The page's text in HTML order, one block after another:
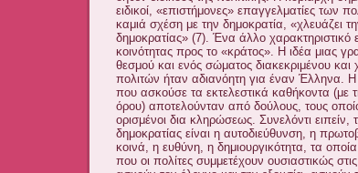
ειδικοί, «επιστήμονες» επαγγελματίες των
καμιά σχέση με την δημοκρατία, «χλευάζει
δημοκρατίας» (7). Ένα άλλο χαρακτηριστικό
κοινότητας προς το «κράτος». Η ιδέα μιας
θεσμού και ενός σώματος διακεκριμένου
πολιτών ήταν αδιανόητη για έναν Έλληνα. Η
που ασκούσε τα εκτελεστικά καθήκοντα (με
όρου) αποτελούνταν από δούλους, τους
ορισμένοι δια κληρώσεως. Συνελόντι ειπείν,
δημοκρατίας είναι η αυτοδιεύθυνση, η
κοινά, η ευθύνη, η δημιουργικότητα, τα
που οι πολίτες συμμετέχουν ουσιαστικώς